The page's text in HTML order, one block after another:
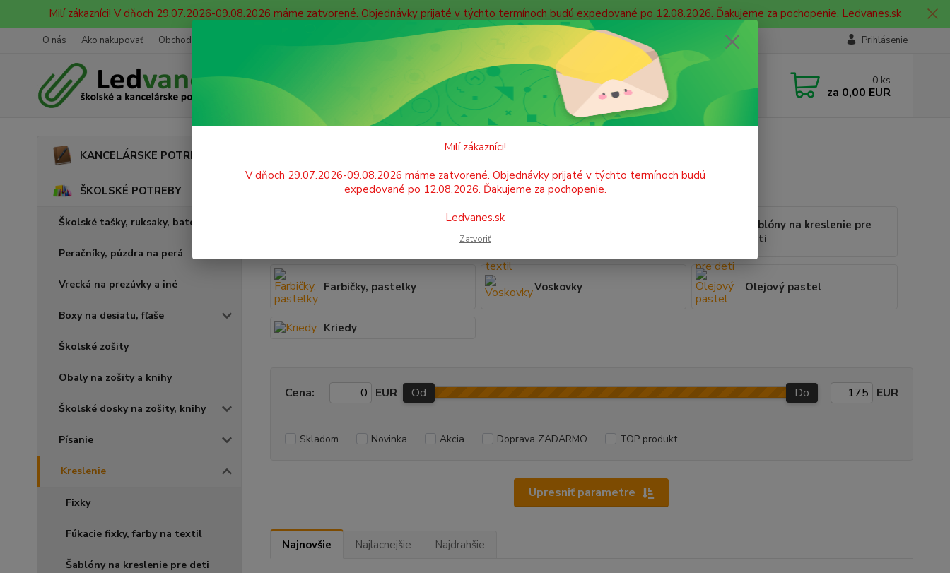
Milí zákazníci! V dňoch 29.07.2026-09.08.2026 máme zatvorené. Objednávky prijaté v týchto termínoch budú expedované po 12.08.2026. Ďakujeme za pochopenie. Ledvanes.sk
O nás Ako nakupovať Obchodné podmienky Ochrana osobných údajov Doprava Prihlásenie
Hľadať
Neviete si rady? Zavolajte.
+421 908 755 958
Po. - Pia. od 9:00 hod. - 16:00 hod.
0 ks
za 0,00 EUR
KANCELÁRSKE POTREBY
ŠKOLSKÉ POTREBY
Školské tašky, ruksaky, batohy
Peračníky, púzdra na perá
Vrecká na prezúvky a iné
Boxy na desiatu, fľaše
Školské zošity
Obaly na zošity a knihy
Školské dosky na zošity, knihy
Písanie
Kreslenie
Fixky
Fúkacie fixky, farby na textil
Šablóny na kreslenie pre deti
Kreslenie
Kreslenie
Šablóny na kreslenie pre
deti
Farbičky, pastelky Voskovky Olejový pastel
Kriedy
Upresniť parametre
Cena: EUR Od Do EUR
Skladom Novinka Akcia Doprava ZADARMO TOP produkt
Najnovšie Najlacnejšie Najdrahšie
Milí zákazníci!
V dňoch 29.07.2026-09.08.2026 máme zatvorené. Objednávky prijaté v týchto termínoch budú
expedované po 12.08.2026. Ďakujeme za pochopenie.
Ledvanes.sk
Zatvoriť